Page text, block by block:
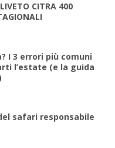
CITRA 400
I 3 errori più comuni
l’estate (e la guida
safari responsabile